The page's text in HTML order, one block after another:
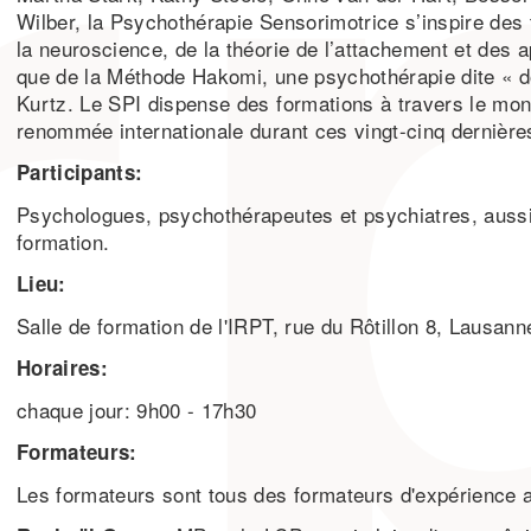
Wilber, la Psychothérapie Sensorimotrice s’inspire
la neuroscience, de la théorie de l’attachement et des
que de la Méthode Hakomi, une psychothérapie dite «
Kurtz. Le SPI dispense des formations à travers le
renommée internationale durant ces vingt-cinq
Participants:
Psychologues, psychothérapeutes et psychiatres,
formation.
Lieu:
Salle de formation de l'IRPT, rue du Rôtillon 8,
Horaires:
chaque jour: 9h00 - 17h30
Formateurs:
Les formateurs sont tous des formateurs d'expérience